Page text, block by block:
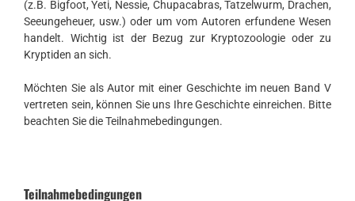
(z.B. Bigfoot, Yeti, Nessie, Chupacabras, Tatzelwurm, Drachen,
Seeungeheuer, usw.) oder um vom Autoren erfundene Wesen
handelt. Wichtig ist der Bezug zur Kryptozoologie oder zu
Kryptiden an sich.
Möchten Sie als Autor mit einer Geschichte im neuen Band V
vertreten sein, können Sie uns Ihre Geschichte einreichen. Bitte
beachten Sie die Teilnahmebedingungen.
Teilnahmebedingungen